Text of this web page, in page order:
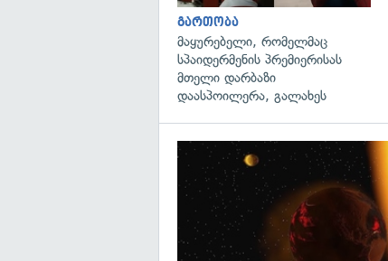
გართობა
მაყურებელი, რომელმაც
სპაიდერმენის პრემიერისას
მთელი დარბაზი
დაასპოილერა, გალახეს